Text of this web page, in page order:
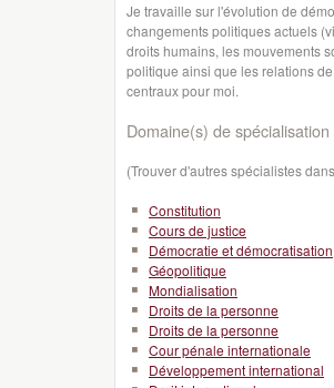
Je travaille sur l'évolution de
changements politiques actuels
droits humains, les mouvements
politique ainsi que les relations
centraux pour moi.
Domaine(s) de spécialisation
(Trouver d'autres spécialistes
Constitution
Cours de justice
Démocratie et démocratisation
Géopolitique
Mondialisation
Droits de la personne
Droits de la personne
Cour pénale internationale
Développement international